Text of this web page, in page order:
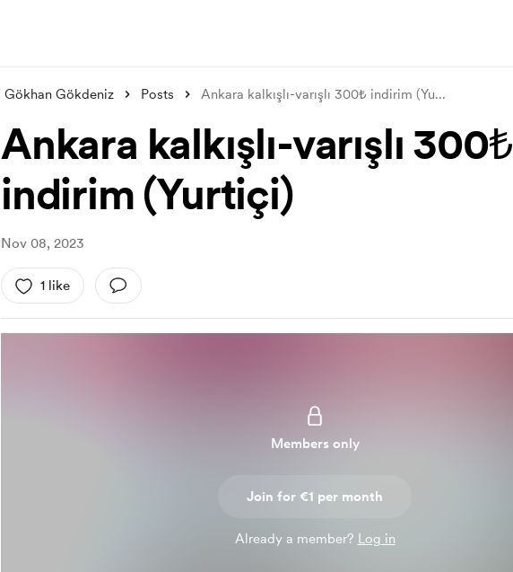
Gökhan Gökdeniz Posts Ankara kalkışlı-varışlı 300₺ indirim (Yu...
Ankara kalkışlı-varışlı 300₺
indirim (Yurtiçi)
Nov 08, 2023
1 like
Members only
Join for €1 per month
Already a member? Log in